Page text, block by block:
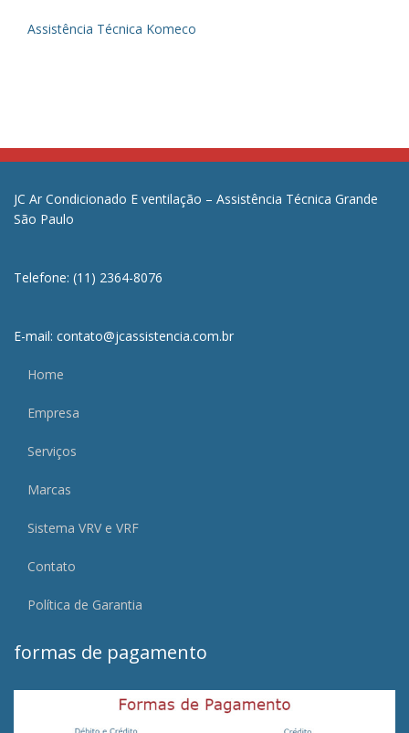
Assistência Técnica Komeco
JC Ar Condicionado E ventilação – Assistência Técnica Grande
São Paulo
Telefone: (11) 2364-8076
E-mail: contato@jcassistencia.com.br
Home
Empresa
Serviços
Marcas
Sistema VRV e VRF
Contato
Política de Garantia
formas de pagamento